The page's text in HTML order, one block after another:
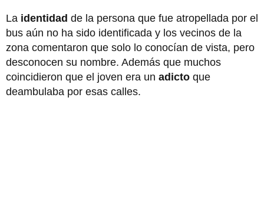
La identidad de la persona que fue atropellada por el
bus aún no ha sido identificada y los vecinos de la
zona comentaron que solo lo conocían de vista, pero
desconocen su nombre. Además que muchos
coincidieron que el joven era un adicto que
deambulaba por esas calles.